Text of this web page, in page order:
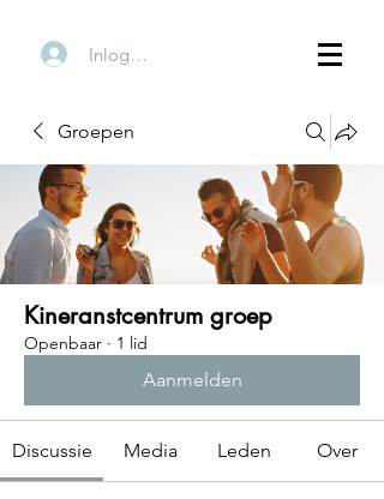
Inloggen
Groepen
Kineranstcentrum groep
Openbaar · 1 lid
Aanmelden
Discussie Media Leden Over